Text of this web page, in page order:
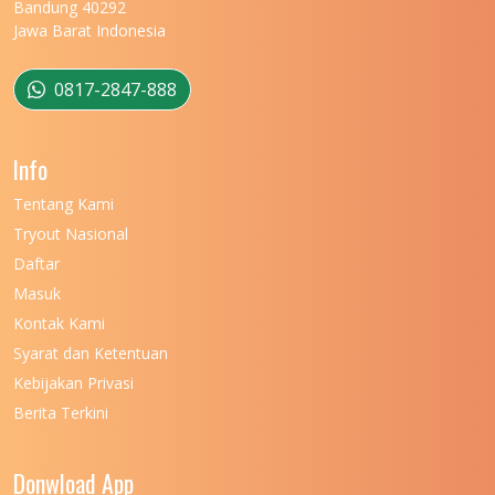
UNIVERSITAS MULAWARMAN
UNIVERSITAS MUSAMUS
UNIVERSITAS NEGERI KHAIRUN
UNIVERSITAS NEGERI MANADO
UNIVERSITAS NEGERI MEDAN
UNIVERSITAS NEGERI PADANG
Bandung 40292
Jawa Barat Indonesia
0817-2847-888
Info
Tentang Kami
Tryout Nasional
Daftar
Masuk
Kontak Kami
Syarat dan Ketentuan
Kebijakan Privasi
Berita Terkini
Donwload App